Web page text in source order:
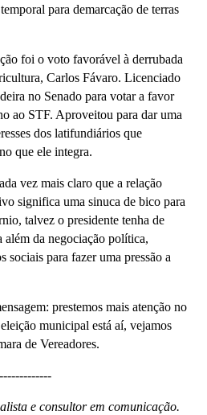
para demarcação de terras
foi o voto favorável à derrubada
Carlos Fávaro. Licenciado
no Senado para votar a favor
ao STF. Aproveitou para dar uma
dos latifundiários que
que ele integra.
vez mais claro que a relação
significa uma sinuca de bico para
talvez o presidente tenha de
além da negociação política,
sociais para fazer uma pressão a
prestemos mais atenção no
municipal está aí, vejamos
de Vereadores.
e consultor em comunicação.